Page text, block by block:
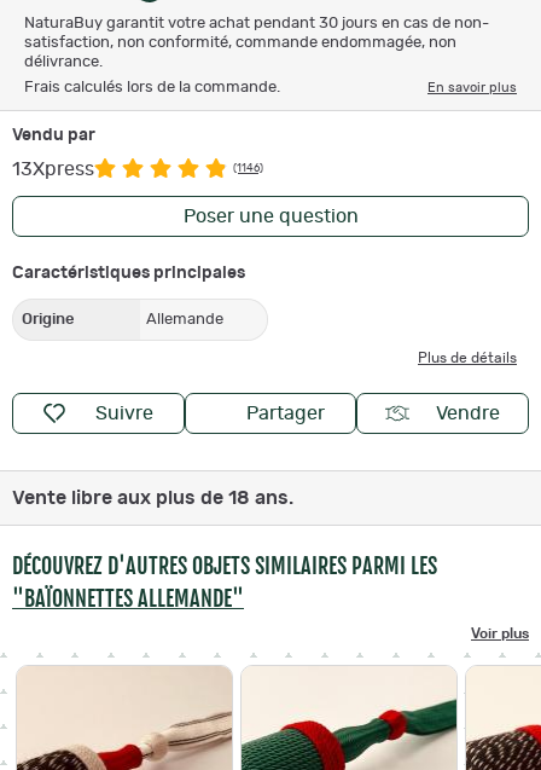
NaturaBuy garantit votre achat pendant 30 jours en cas de non-
satisfaction, non conformité, commande endommagée, non
délivrance.
Frais calculés lors de la commande.
En savoir plus
Vendu par
13Xpress (1146)
Poser une question
Caractéristiques principales
Origine Allemande
Plus de détails
Suivre Partager Vendre
Vente libre aux plus de 18 ans.
DÉCOUVREZ D'AUTRES OBJETS SIMILAIRES PARMI LES
"BAÏONNETTES ALLEMANDE"
Voir plus